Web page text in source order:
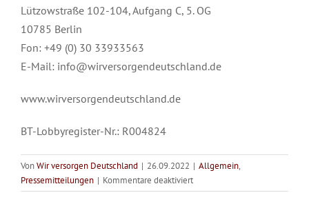
Lützowstraße 102-104, Aufgang C, 5. OG
10785 Berlin
Fon: +49 (0) 30 33933563
E-Mail: info@wirversorgendeutschland.de
www.wirversorgendeutschland.de
BT-Lobbyregister-Nr.: R004824
VonWir versorgen Deutschland | 26.09.2022 | Allgemein,
Pressemitteilungen | Kommentare deaktiviertfür
WvD-